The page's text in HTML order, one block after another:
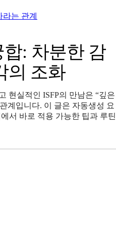
는 관계
합: 차분한 감
의 조화
현실적인 ISFP의 만남은 “깊은
계입니다. 이 글은 자동생성 요
서 바로 적용 가능한 팁과 루틴